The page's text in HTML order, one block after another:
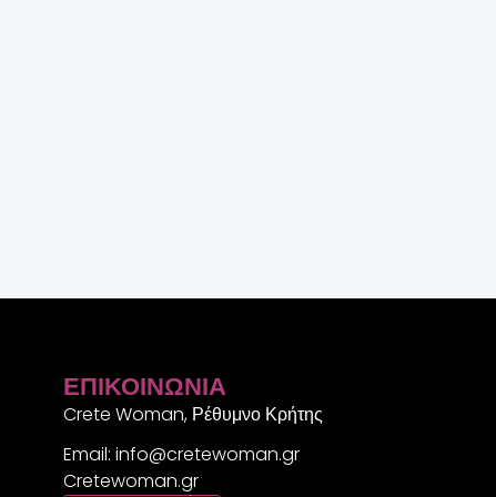
ΕΠΙΚΟΙΝΩΝΊΑ
Crete Woman, Ρέθυμνο Κρήτης
Email: info@cretewoman.gr
Cretewoman.gr